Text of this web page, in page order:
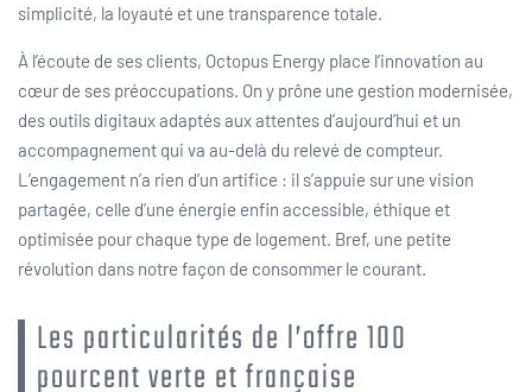
simplicité, la loyauté et une transparence totale.
À l’écoute de ses clients, Octopus Energy place l’innovation au
cœur de ses préoccupations. On y prône une gestion modernisée,
des outils digitaux adaptés aux attentes d’aujourd’hui et un
accompagnement qui va au-delà du relevé de compteur.
L’engagement n’a rien d’un artifice : il s’appuie sur une vision
partagée, celle d’une énergie enfin accessible, éthique et
optimisée pour chaque type de logement. Bref, une petite
révolution dans notre façon de consommer le courant.
Les particularités de l’offre 100
pourcent verte et française